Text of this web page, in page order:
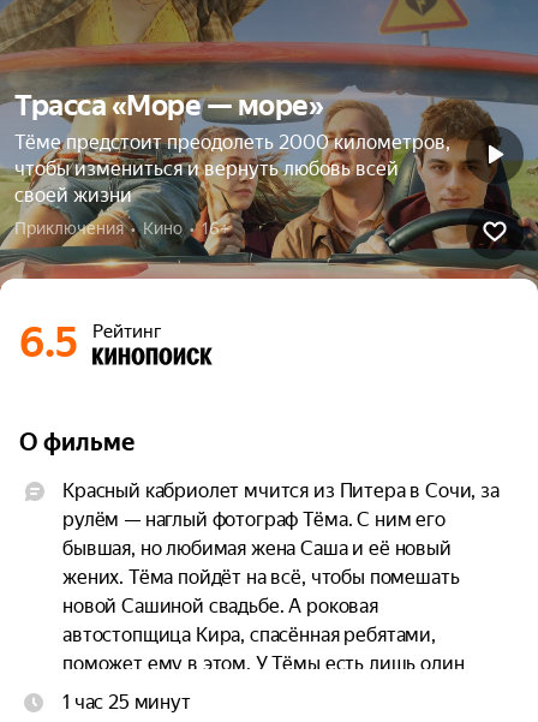
Трасса «Море — море»
Тёме предстоит преодолеть 2000 километров,
чтобы измениться и вернуть любовь всей
своей жизни
Приключения  •  Кино  •  16+
6.5 Рейтинг
О фильме
Красный кабриолет мчится из Питера в Сочи, за
рулём — наглый фотограф Тёма. С ним его
бывшая, но любимая жена Саша и её новый
жених. Тёма пойдёт на всё, чтобы помешать
новой Сашиной свадьбе. А роковая
автостопщица Кира, спасённая ребятами,
поможет ему в этом. У Тёмы есть лишь один
путь через всю страну, чтобы измениться и
1 час 25 минут